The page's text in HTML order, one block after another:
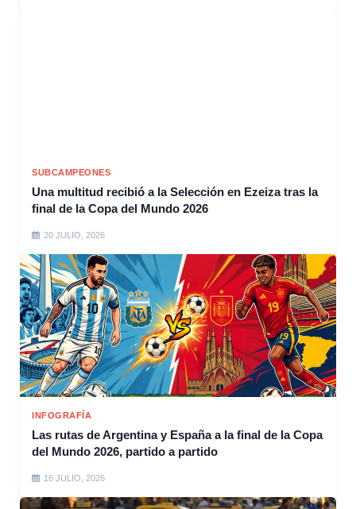
SUBCAMPEONES
Una multitud recibió a la Selección en Ezeiza tras la
final de la Copa del Mundo 2026
20 JULIO, 2026
INFOGRAFÍA
Las rutas de Argentina y España a la final de la Copa
del Mundo 2026, partido a partido
16 JULIO, 2026